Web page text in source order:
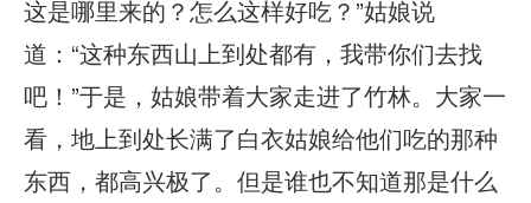
这是哪里来的？怎么这样好吃？”姑娘说
道：“这种东西山上到处都有，我带你们去找
吧！”于是，姑娘带着大家走进了竹林。大家一
看，地上到处长满了白衣姑娘给他们吃的那种
东西，都高兴极了。但是谁也不知道那是什么